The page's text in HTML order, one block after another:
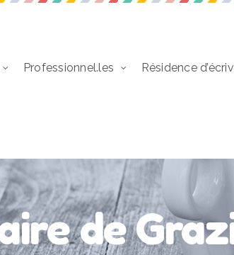
Professionnel.les Résidence
de